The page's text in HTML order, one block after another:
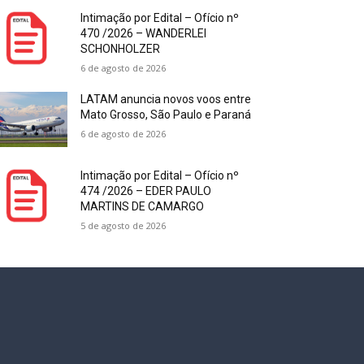
Intimação por Edital – Ofício nº
470 /2026 – WANDERLEI
SCHONHOLZER
6 de agosto de 2026
LATAM anuncia novos voos entre
Mato Grosso, São Paulo e Paraná
6 de agosto de 2026
Intimação por Edital – Ofício nº
474 /2026 – EDER PAULO
MARTINS DE CAMARGO
5 de agosto de 2026